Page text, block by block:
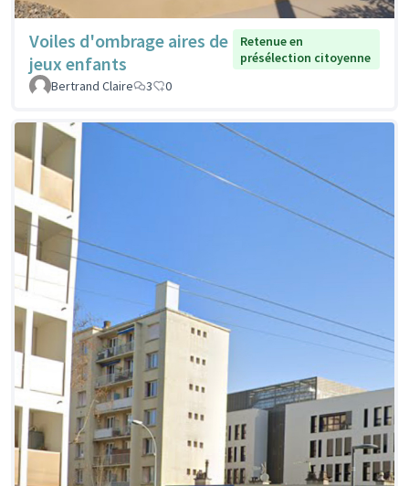
Voiles d'ombrage aires de
jeux enfants
Retenue en
présélection citoyenne
Bertrand Claire
3 0